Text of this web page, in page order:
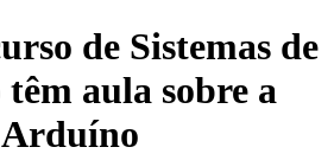
de Sistemas de
aula sobre a